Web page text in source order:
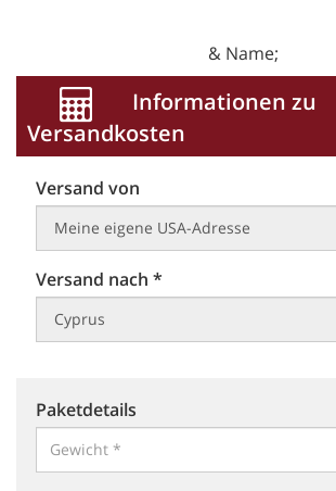
& Name;
Informationen zu
Versandkosten
Versand von
Versand nach *
Paketdetails